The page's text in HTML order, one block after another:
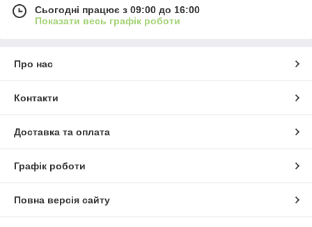
Сьогодні працює з 09:00 до 16:00
Показати весь графік роботи
Про нас
Контакти
Доставка та оплата
Графік роботи
Повна версія сайту